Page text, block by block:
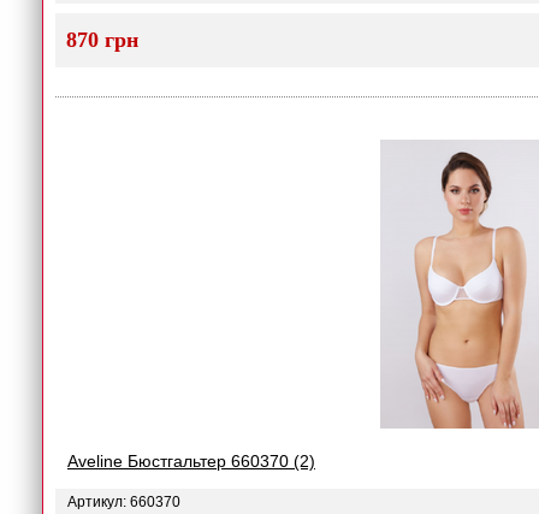
870 грн
Aveline Бюстгальтер 660370 (2)
Артикул: 660370